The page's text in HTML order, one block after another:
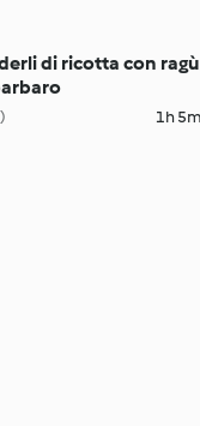
di ricotta con ragù
1h